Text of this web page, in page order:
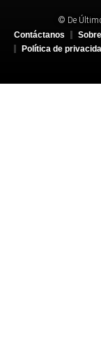
© De
Contáctanos
Política de